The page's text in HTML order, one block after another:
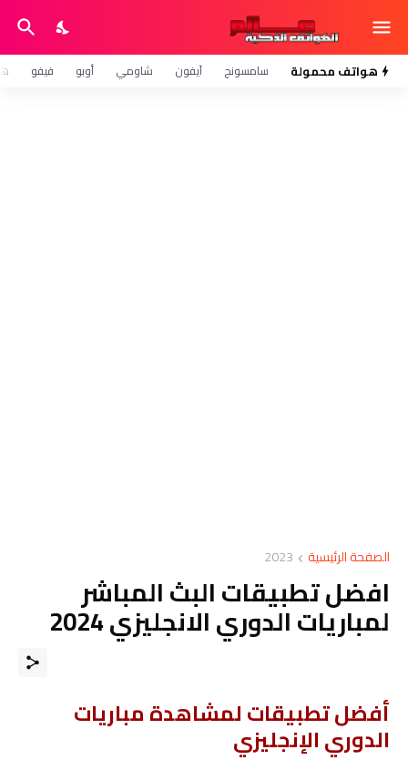
هواتف محمولة سامسونج آيفون شاومي أوبو فيفو
الصفحة الرئيسية 2023
افضل تطبيقات البث المباشر
لمباريات الدوري الانجليزي 2024
أفضل تطبيقات لمشاهدة مباريات
الدوري الإنجليزي